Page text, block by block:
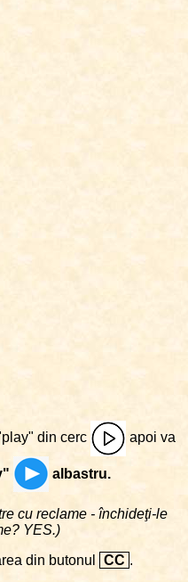
din cerc apoi va
albastru.
cu reclame - închideţi-le
YES.)
din butonul
CC .